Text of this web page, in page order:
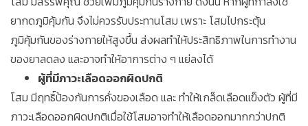
ยากดภูมิคุ้มกัน จึงไม่ควรรับประทานโสม เพราะ โสมไปกระตุ้น
ภูมิคุ้มกันของร่างกายให้สูงขึ้น ส่งผลทำให้ประสิทธิภาพในการทำงาน
ของยาลดลง และอาจทำให้อาการต่าง ๆ แย่ลงได้
ผู้ที่มีภาวะเลือดออกผิดปกติ
โสม มีฤทธิ์ป้องกันการคั่งของเลือด และ ทำให้เกล็ดเลือดแข็งตัว ผู้ที่มี
ภาวะเลือดออกผิดปกติเมื่อใช้โสมอาจทำให้เลือดออกมากกว่าปกติ